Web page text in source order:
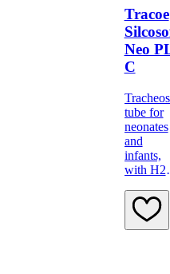
Tracoe
Neo
C
tube for
neonates
and
infants,
with
proximal
longer